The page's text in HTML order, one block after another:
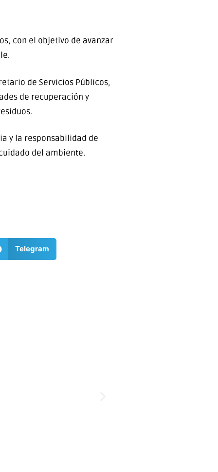
con el objetivo de avanzar
de Servicios Públicos,
de recuperación y
y la responsabilidad de
del ambiente.
Telegram